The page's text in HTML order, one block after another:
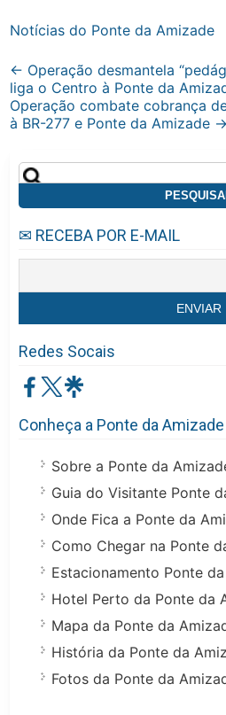
Notícias do Ponte da Amizade
Post
navigation
← Operação desmantela
liga o Centro à Ponte da
Operação combate cobrança
à BR-277 e Ponte da Amizade →
Pesquisar
por:
✉ RECEBA POR E-MAIL
Redes Socais
Conheça a Ponte da Amizade
Sobre a Ponte da
Guia do Visitante Ponte
Onde Fica a Ponte da
Como Chegar na Ponte
Estacionamento Ponte
Hotel Perto da Ponte da
Mapa da Ponte da
História da Ponte da
Fotos da Ponte da